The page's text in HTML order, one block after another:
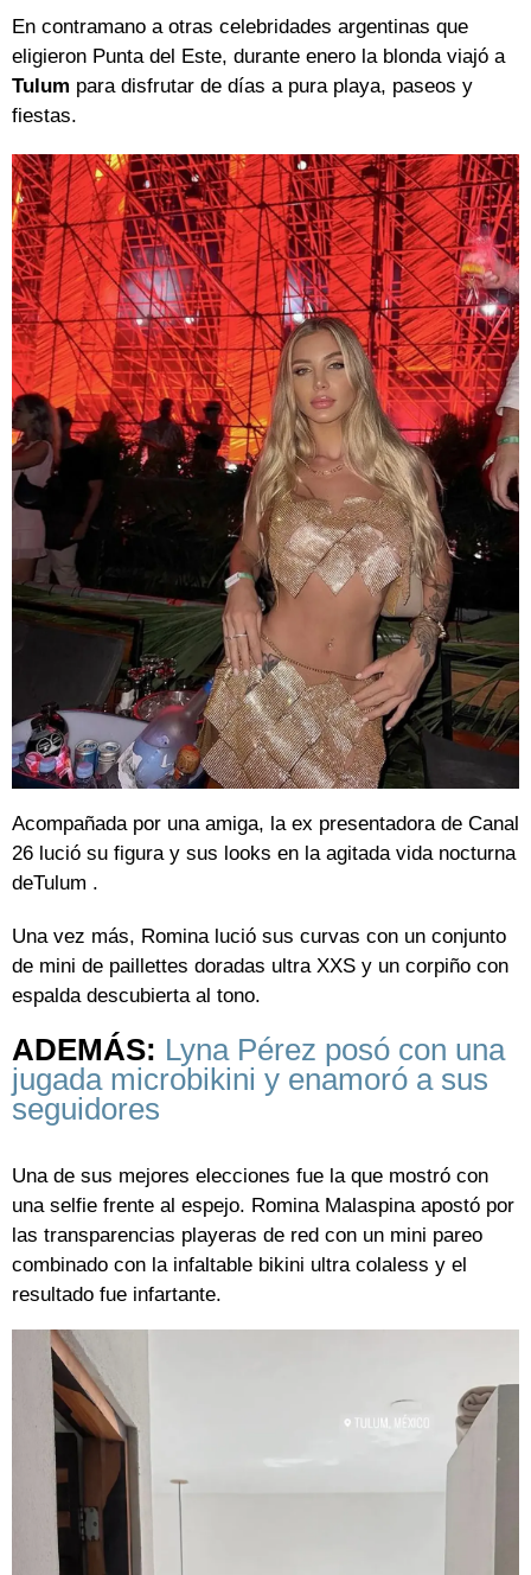
En contramano a otras celebridades argentinas que
eligieron Punta del Este, durante enero la blonda viajó a
Tulum para disfrutar de días a pura playa, paseos y
fiestas.
Acompañada por una amiga, la ex presentadora de Canal
26 lució su figura y sus looks en la agitada vida nocturna
deTulum .
Una vez más, Romina lució sus curvas con un conjunto
de mini de paillettes doradas ultra XXS y un corpiño con
espalda descubierta al tono.
ADEMÁS: Lyna Pérez posó con una
jugada microbikini y enamoró a sus
seguidores
Una de sus mejores elecciones fue la que mostró con
una selfie frente al espejo. Romina Malaspina apostó por
las transparencias playeras de red con un mini pareo
combinado con la infaltable bikini ultra colaless y el
resultado fue infartante.